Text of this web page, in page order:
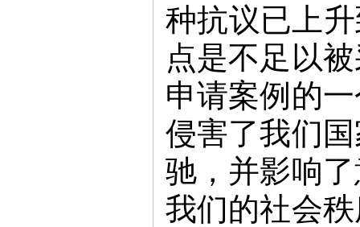
种抗议已上
点是不足以
申请案例的
侵害了我们
驰，并影响
我们的社会